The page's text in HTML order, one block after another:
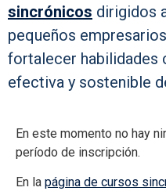
sincrónicos dirigidos
pequeños
fortalecer habilidades
efectiva y sostenible
En este momento no hay
período de inscripción.
En la página de cursos